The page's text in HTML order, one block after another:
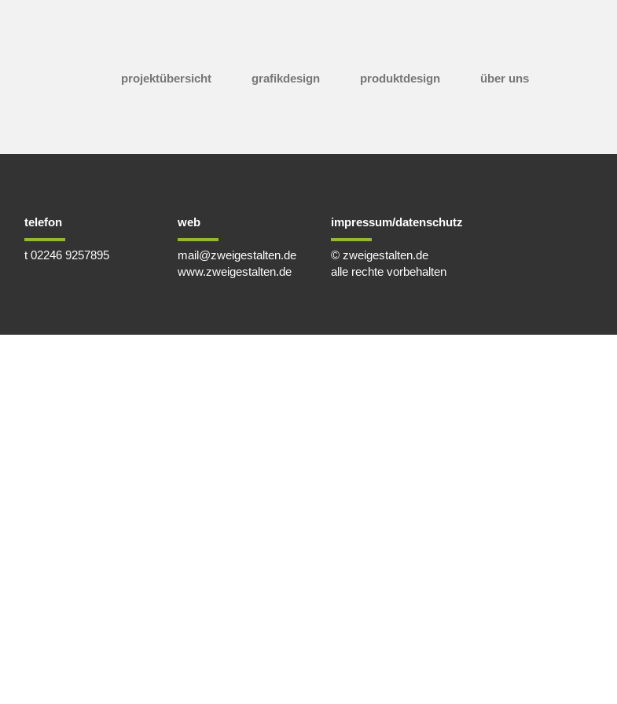
projektübersicht grafikdesign produktdesign über uns
telefon
t 02246 9257895
web
mail@zweigestalten.de
www.zweigestalten.de
impressum/datenschutz
© zweigestalten.de
alle rechte vorbehalten